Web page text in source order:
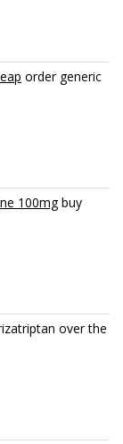
order generic
100mgbuy
over the